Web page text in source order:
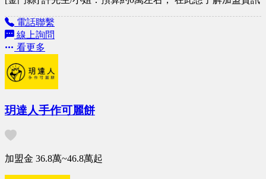
電話聯繫
線上詢問
看更多
玥達人手作可麗餅
加盟金 36.8萬~46.8萬起